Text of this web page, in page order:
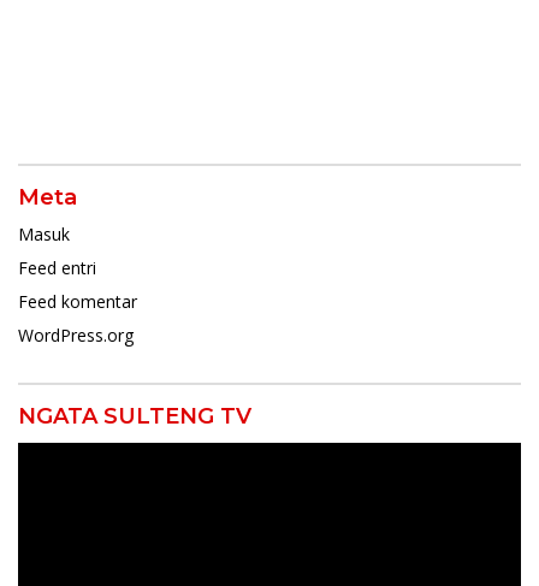
Meta
Masuk
Feed entri
Feed komentar
WordPress.org
NGATA SULTENG TV